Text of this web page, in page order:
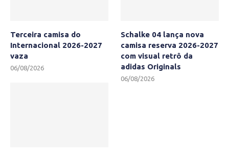
Terceira camisa do
Internacional 2026-2027
vaza
06/08/2026
Schalke 04 lança nova
camisa reserva 2026-2027
com visual retrô da
adidas Originals
06/08/2026